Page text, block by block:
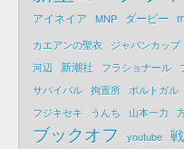
アイネイア
MNP ダービー
カエアンの聖衣
ジャパンカップ
河辺 新潮社 フラショナール
サバイバル 拘置所 ポルトガル
フジキセキ うんち 山本一力
ブックオフ youtube